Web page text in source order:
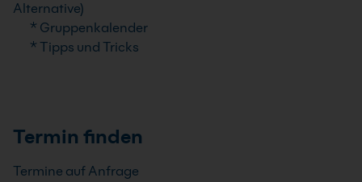
Alternative)
* Gruppenkalender
* Tipps und Tricks
Termin finden
Termine auf Anfrage